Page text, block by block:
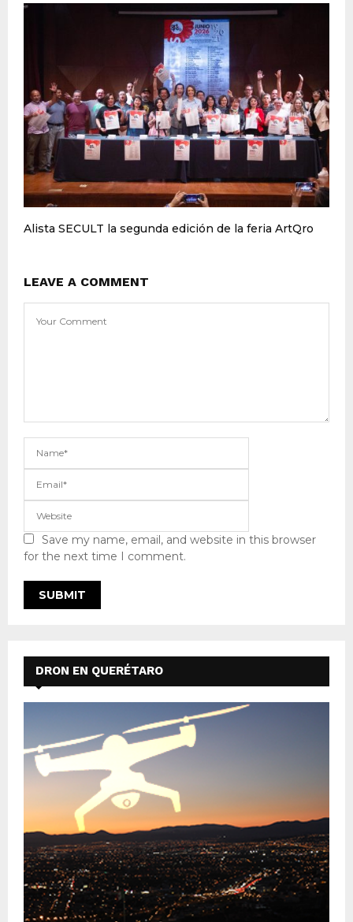
Alista SECULT la segunda edición de la feria ArtQro
LEAVE A COMMENT
Save my name, email, and website in this browser
for the next time I comment.
DRON EN QUERÉTARO